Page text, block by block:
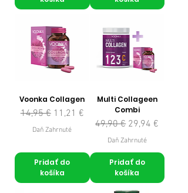
Voonka Collagen
Normálna cena
14,95 € Zľavnená cena
11,21 €
Daň Zahrnuté
Pridať do
košíka
Multi Collageen
Combi
Normálna cena
49,90 € Zľavnená cena
29,94 €
Daň Zahrnuté
Pridať do
košíka